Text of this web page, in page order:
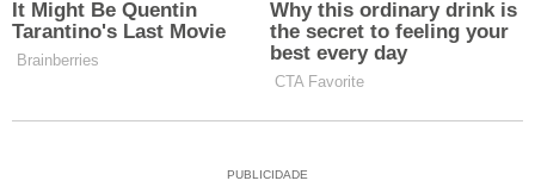
PUBLICIDADE